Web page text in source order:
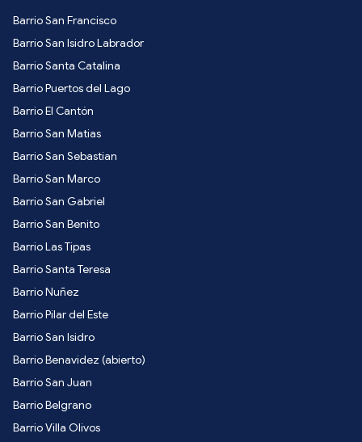
Barrio San Francisco
Barrio San Isidro Labrador
Barrio Santa Catalina
Barrio Puertos del Lago
Barrio El Cantón
Barrio San Matias
Barrio San Sebastian
Barrio San Marco
Barrio San Gabriel
Barrio San Benito
Barrio Las Tipas
Barrio Santa Teresa
Barrio Nuñez
Barrio Pilar del Este
Barrio San Isidro
Barrio Benavidez (abierto)
Barrio San Juan
Barrio Belgrano
Barrio Villa Olivos